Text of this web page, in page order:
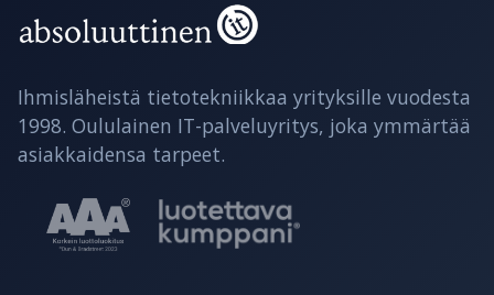
Ihmisläheistä tietotekniikkaa yrityksille vuodesta
1998. Oululainen IT-palveluyritys, joka ymmärtää
asiakkaidensa tarpeet.